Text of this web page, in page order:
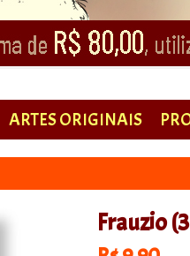
ARTES ORIGINAIS
Frauzio